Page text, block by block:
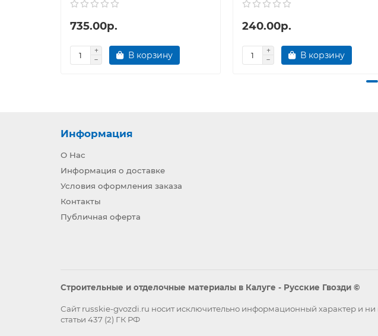
735.00р.
В корзину
240.00р.
В корзину
Информация
О Нас
Информация о доставке
Условия оформления заказа
Контакты
Публичная оферта
Строительные и отделочные материалы в Калуге - Русские Гвозди ©
Сайт russkie-gvozdi.ru носит исключительно информационный характер и
статьи 437 (2) ГК РФ